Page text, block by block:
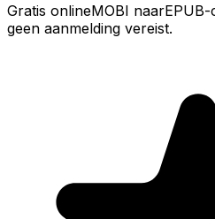
Gratis onlineMOBI
geen aanmelding vereist.